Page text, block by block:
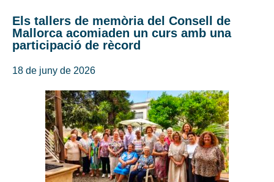
Els tallers de memòria del Consell de
Mallorca acomiaden un curs amb una
participació de rècord
18 de juny de 2026